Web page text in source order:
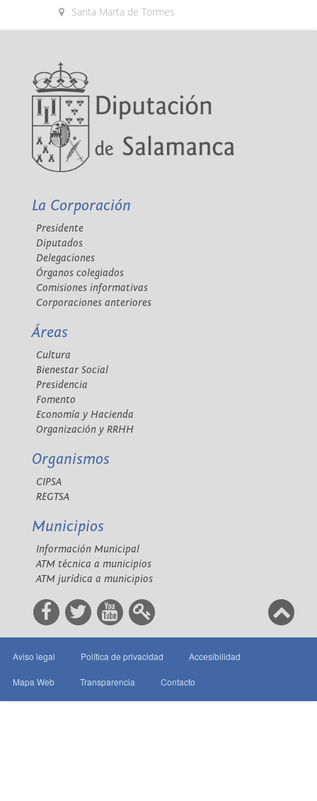
Santa Marta de Tormes
La Corporación
Presidente
Diputados
Delegaciones
Órganos colegiados
Comisiones informativas
Corporaciones anteriores
Áreas
Cultura
Bienestar Social
Presidencia
Fomento
Economía y Hacienda
Organización y RRHH
Organismos
CIPSA
REGTSA
Municipios
Información Municipal
ATM técnica a municipios
ATM jurídica a municipios
Aviso legal Política de privacidad Accesibilidad
Mapa Web Transparencia Contacto